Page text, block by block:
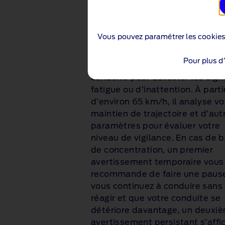
Système
du conducteur
surveille votre comportement
conduite pour détecter les
fatigue ou d’inattention. À
d’environ 65 km/h, il analyse
maintien de trajectoire et
paramètres pour évaluer votre
niveau de vigilance. En cas de
de concentration, un premier
avertissement temporaire vous
recommande de faire une
vous continuez à conduire sans
réagir et que votre conduite se
détériore davantage, un
avertissement persistant
Vous pouvez paramétrer les
Pour plus